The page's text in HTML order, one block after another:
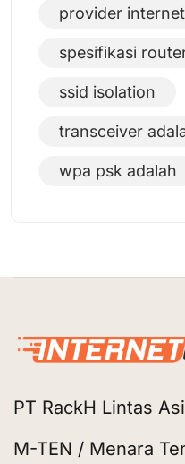
provider
spesifikasi
ssid isolation
transceiver
wpa psk adalah
PT RackH Lintas
M-TEN / Menara